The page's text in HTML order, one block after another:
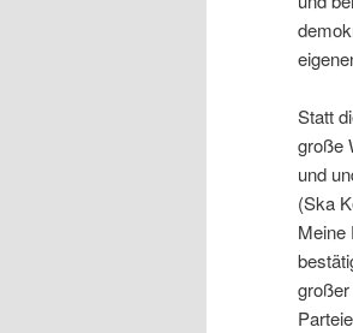
Statt
große
und
(Ska
Meine